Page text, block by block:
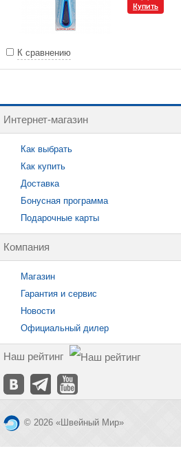
Купить
К сравнению
Интернет-магазин
Как выбрать
Как купить
Доставка
Бонусная программа
Подарочные карты
Компания
Магазин
Гарантия и сервис
Новости
Официальный дилер
Наш рейтинг
© 2026 «Швейный Мир»